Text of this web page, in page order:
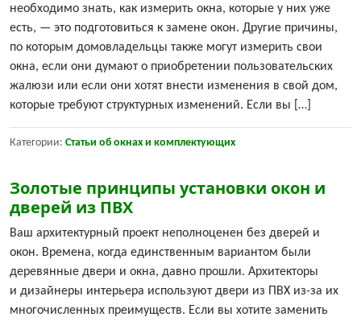
необходимо знать, как измерить окна, которые у них уже
есть, — это подготовиться к замене окон. Другие причины,
по которым домовладельцы также могут измерить свои
окна, если они думают о приобретении пользовательских
жалюзи или если они хотят внести изменения в свой дом,
которые требуют структурных изменений. Если вы […]
Категории: Статьи об окнах и комплектующих
Золотые принципы установки окон и
дверей из ПВХ
Ваш архитектурный проект неполноценен без дверей и
окон. Времена, когда единственным вариантом были
деревянные двери и окна, давно прошли. Архитекторы
и дизайнеры интерьера используют двери из ПВХ из-за их
многочисленных преимуществ. Если вы хотите заменить